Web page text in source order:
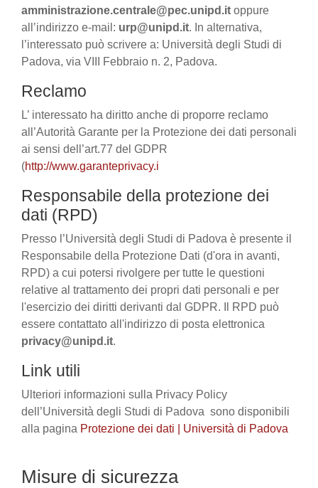
amministrazione.centrale@pec.unipd.it oppure
all’indirizzo e-mail: urp@unipd.it. In alternativa,
l’interessato può scrivere a: Università degli Studi di
Padova, via VIII Febbraio n. 2, Padova.
Reclamo
L’ interessato ha diritto anche di proporre reclamo
all’Autorità Garante per la Protezione dei dati personali
ai sensi dell’art.77 del GDPR
(http://www.garanteprivacy.i
Responsabile della protezione dei
dati (RPD)
Presso l’Università degli Studi di Padova è presente il
Responsabile della Protezione Dati (d'ora in avanti,
RPD) a cui potersi rivolgere per tutte le questioni
relative al trattamento dei propri dati personali e per
l'esercizio dei diritti derivanti dal GDPR. Il RPD può
essere contattato all'indirizzo di posta elettronica
privacy@unipd.it.
Link utili
Ulteriori informazioni sulla Privacy Policy
dell’Università degli Studi di Padova sono disponibili
alla pagina Protezione dei dati | Università di Padova
Misure di sicurezza